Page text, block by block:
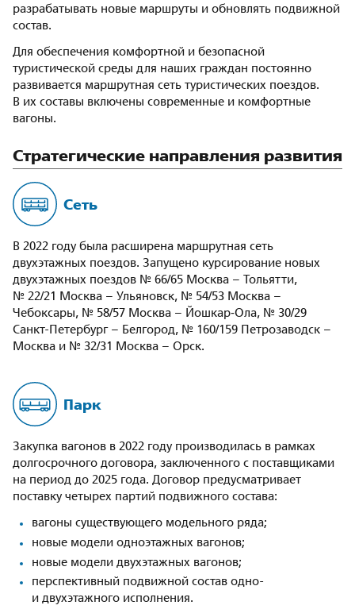
разрабатывать новые маршруты и обновлять подвижной
состав.
Для обеспечения комфортной и безопасной
туристической среды для наших граждан постоянно
развивается маршрутная сеть туристических поездов.
В их составы включены современные и комфортные
вагоны.
Стратегические направления развития
Сеть
В 2022 году была расширена маршрутная сеть
двухэтажных поездов. Запущено курсирование новых
двухэтажных поездов № 66/65 Москва – Тольятти,
№ 22/21 Москва – Ульяновск, № 54/53 Москва –
Чебоксары, № 58/57 Москва – Йошкар‑Ола, № 30/29
Санкт-Петербург – Белгород, № 160/159 Петрозаводск –
Москва и № 32/31 Москва – Орск.
Парк
Закупка вагонов в 2022 году производилась в рамках
долгосрочного договора, заключенного с поставщиками
на период до 2025 года. Договор предусматривает
поставку четырех партий подвижного состава:
вагоны существующего модельного ряда;
новые модели одноэтажных вагонов;
новые модели двухэтажных вагонов;
перспективный подвижной состав одно-
и двухэтажного исполнения.